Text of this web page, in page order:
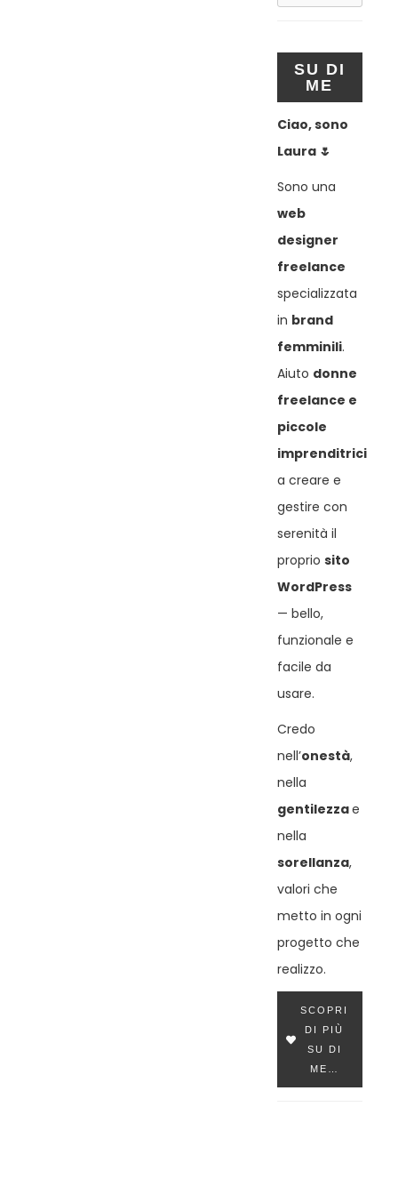
SU DI
ME
Ciao, sono
Laura 🌷
Sono una
web
designer
freelance
specializzata
in brand
femminili.
Aiuto donne
freelance e
piccole
imprenditrici
a creare e
gestire con
serenità il
proprio sito
WordPress
— bello,
funzionale e
facile da
usare.
Credo
nell’onestà,
nella
gentilezzae
nella
sorellanza,
valori che
metto in ogni
progetto che
realizzo.
SCOPRI
DI PIÙ
SU DI
ME…